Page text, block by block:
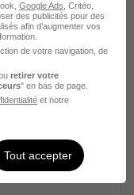
Google Ads , Critéo,
des publicités pour des
afin d’augmenter vos
de votre navigation, de
retirer votre
" en bas de page.
et notre
Tout accepter